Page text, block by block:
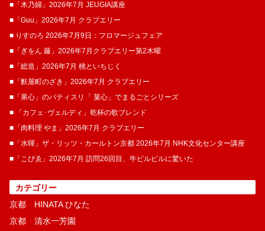
■「木乃婦」2026年7月 JEUGIA講座
■「Guu」2026年7月 クラブエリー
■ りすのろ 2026年7月9日：フロマージュフェア
■「ぎをん 藤」2026年7月クラブエリー第2木曜
■「総造」2026年7月 桃といちじく
■「麩屋町のざき」2026年7月 クラブエリー
■「果心」のパティスリ「 菓​心」でまるごとシリーズ
■ 「カフェ･ヴェルディ」乾杯の歌ブレンド
■「肉料理 やま」2026年7月 クラブエリー
■「水暉」ザ・リッツ・カールトン京都 2026年7月 NHK文化センター講座
■「こぴゑ」2026年7月 訪問26回目、牛ピルピルに驚いた
カテゴリー
京都 HINATA ひなた
京都 清水一芳園